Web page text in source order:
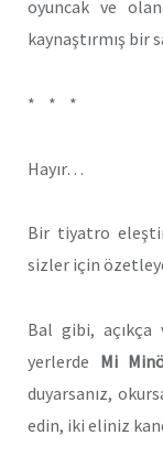
oyuncak ve
kaynaştırmış bir
* * *
Hayır…
Bir tiyatro
sizler için
Bal gibi, açıkça
yerlerde Mi
duyarsanız,
edin, iki eliniz